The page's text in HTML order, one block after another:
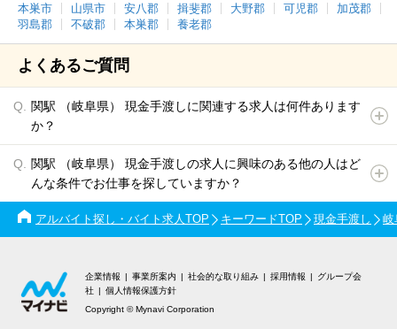
本巣市
山県市 安八郡 揖斐郡 大野郡 可児郡
加茂郡
羽島郡
不破郡 本巣郡 養老郡
よくあるご質問
関駅 （岐阜県） 現金手渡しに関連する求人は何件あります
か？
関駅 （岐阜県） 現金手渡しの求人に興味のある他の人はど
んな条件でお仕事を探していますか？
アルバイト探し・バイト求人TOP キーワードTOP 現金手渡し 岐
企業情報 事業所案内 社会的な取り組み 採用情報
グループ会
社
個人情報保護方針
Copyright © Mynavi Corporation